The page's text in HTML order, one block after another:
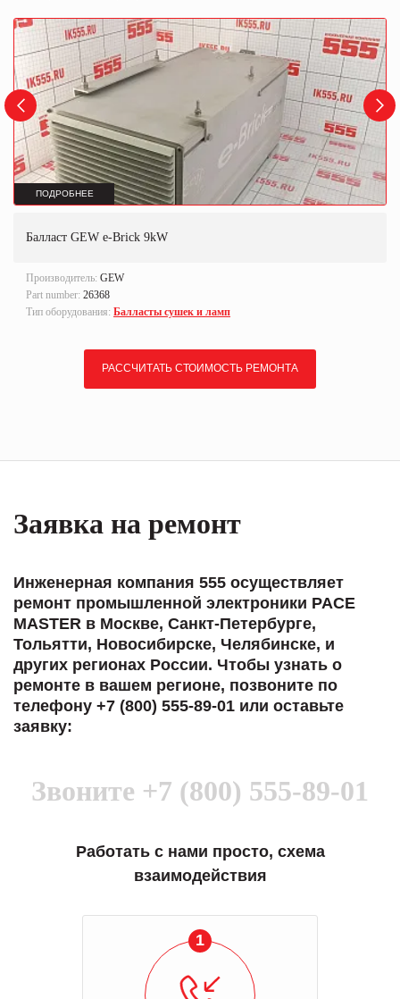
ПОДРОБНЕЕ
Балласт GEW e-Brick 9kW
Производитель: GEW
Part number: 26368
Тип оборудования: Балласты сушек и ламп
РАССЧИТАТЬ СТОИМОСТЬ РЕМОНТА
Заявка на ремонт
Инженерная компания 555 осуществляет
ремонт промышленной электроники PACE
MASTER в Москве, Санкт-Петербурге,
Тольятти, Новосибирске, Челябинске, и
других регионах России. Чтобы узнать о
ремонте в вашем регионе, позвоните по
телефону +7 (800) 555-89-01 или оставьте
заявку:
Звоните +7 (800) 555-89-01
Работать с нами просто, схема
взаимодействия
1